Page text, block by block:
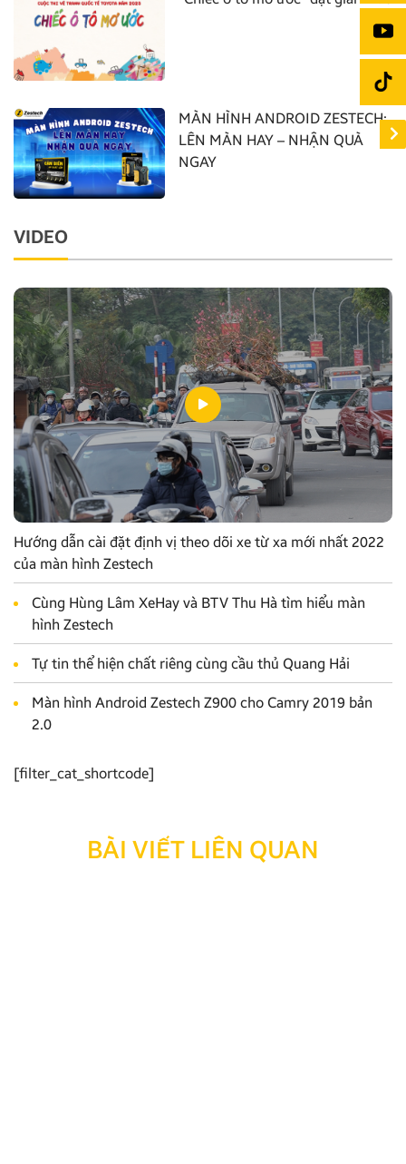
MÀN HÌNH ANDROID ZESTECH:
LÊN MÀN HAY – NHẬN QUÀ
NGAY
VIDEO
Hướng dẫn cài đặt định vị theo dõi xe từ xa mới nhất 2022
của màn hình Zestech
Cùng Hùng Lâm XeHay và BTV Thu Hà tìm hiểu màn
hình Zestech
Tự tin thể hiện chất riêng cùng cầu thủ Quang Hải
Màn hình Android Zestech Z900 cho Camry 2019 bản
2.0
[filter_cat_shortcode]
BÀI VIẾT LIÊN QUAN